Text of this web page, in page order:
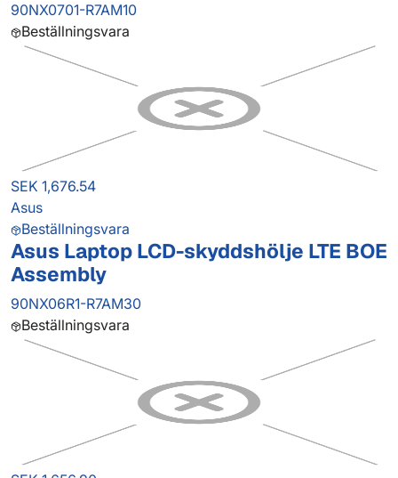
90NX0701-R7AM10
Beställningsvara
SEK 1,676.54
Asus
Beställningsvara
Asus Laptop LCD-skyddshölje LTE BOE
Assembly
90NX06R1-R7AM30
Beställningsvara